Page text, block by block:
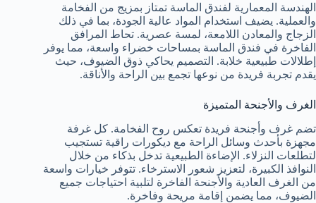
الهندسة المعمارية لفندق الماسة تمتاز بمزيج من الفخامة
والعملية. يضيف استخدام المواد عالية الجودة، بما في ذلك
الزجاج والمعادن اللامعة، لمسة عصرية. تحاط المرافق
الفاخرة في فندق الماسة بمساحات خضراء واسعة، مما يوفر
إطلالات طبيعية خلابة. التصميم يحاكي ذوق الضيوف، حيث
يقدم تجربة فريدة من نوعها تجمع بين الراحة والأناقة.
الغرف والأجنحة المتميزة
تضم غرف وأجنحة فريدة تعكس روح الفخامة. كل غرفة
مجهزة بأحدث وسائل الراحة مع ديكورات راقية تستجيب
لتطلعات النزلاء. الإضاءة الطبيعية تدخل بذكاء من خلال
النوافذ الكبيرة، لتعزيز شعور الاسترخاء. تتوفر خيارات واسعة
من الغرف العادية والأجنحة الفاخرة لتلبية احتياجات جميع
الضيوف، مما يضمن إقامة مريحة وفاخرة.